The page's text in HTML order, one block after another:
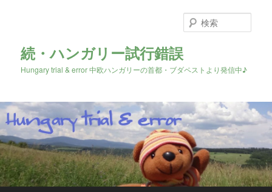
続・ハンガリー試行錯誤
Hungary trial & error 中欧ハンガリーの首都・ブダペストより発信中♪
索